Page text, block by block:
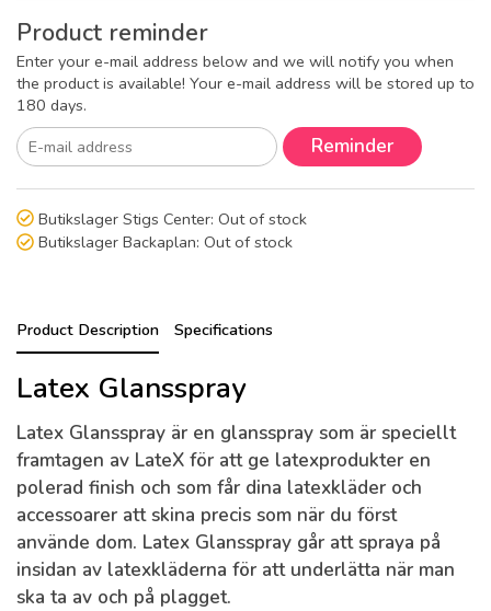
Product reminder
Enter your e-mail address below and we will notify you when
the product is available! Your e-mail address will be stored up to
180 days.
Reminder
Butikslager Stigs Center: Out of stock
Butikslager Backaplan: Out of stock
Product Description Specifications
Latex Glansspray
Latex Glansspray är en glansspray som är speciellt
framtagen av LateX för att ge latexprodukter en
polerad finish och som får dina latexkläder och
accessoarer att skina precis som när du först
använde dom. Latex Glansspray går att spraya på
insidan av latexkläderna för att underlätta när man
ska ta av och på plagget.